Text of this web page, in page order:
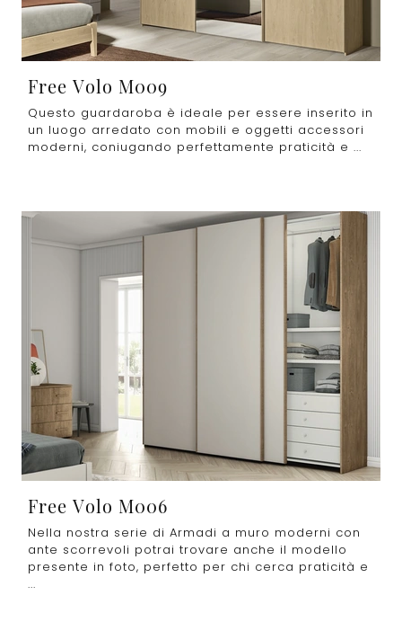
Free Volo M009
Questo guardaroba è ideale per essere inserito in
un luogo arredato con mobili e oggetti accessori
moderni, coniugando perfettamente praticità e ...
Free Volo M006
Nella nostra serie di Armadi a muro moderni con
ante scorrevoli potrai trovare anche il modello
presente in foto, perfetto per chi cerca praticità e
...